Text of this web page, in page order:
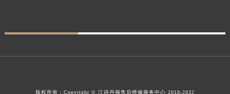
版权所有： Copyright © 江诗丹顿售后维修服务中心 2018-2032